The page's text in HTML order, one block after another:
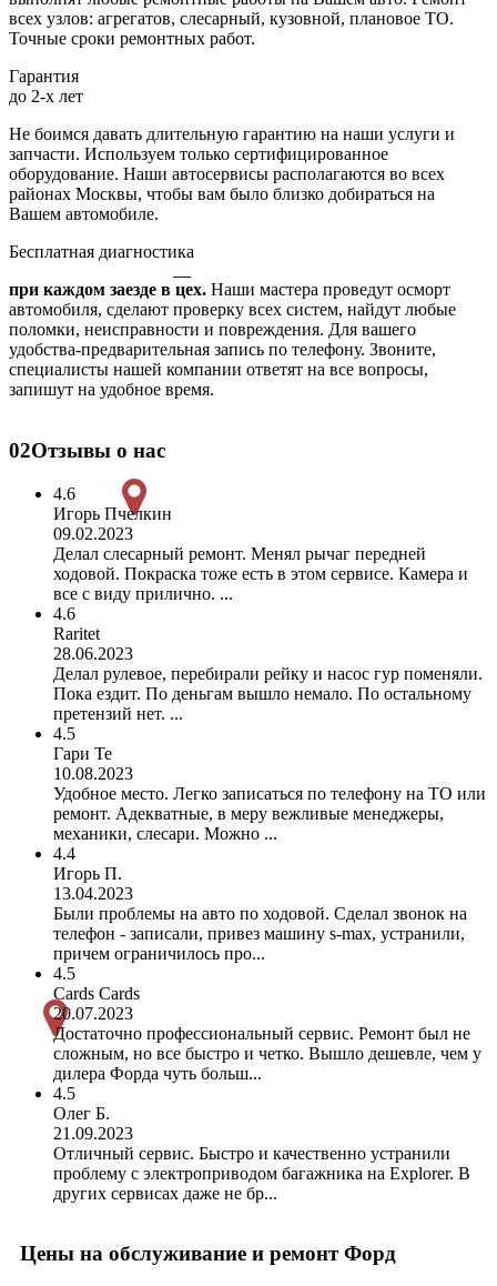
всех узлов: агрегатов, слесарный, кузовной, плановое ТО.
Точные сроки ремонтных работ.
Гарантия
до 2-х лет
Не боимся давать длительную гарантию на наши услуги и
запчасти. Используем только сертифицированное
оборудование. Наши автосервисы располагаются во всех
районах Москвы, чтобы вам было близко добираться на
Вашем автомобиле.
Бесплатная диагностика
при каждом заезде в цех. Наши мастера проведут осморт
автомобиля, сделают проверку всех систем, найдут любые
поломки, неисправности и повреждения. Для вашего
удобства-предварительная запись по телефону. Звоните,
специалисты нашей компании ответят на все вопросы,
запишут на удобное время.
02Отзывы о нас
4.6
Игорь Пчелкин
09.02.2023
Делал слесарный ремонт. Менял рычаг передней
ходовой. Покраска тоже есть в этом сервисе. Камера и
все с виду прилично. ...
4.6
Raritet
28.06.2023
Делал рулевое, перебирали рейку и насос гур поменяли.
Пока ездит. По деньгам вышло немало. По остальному
претензий нет. ...
4.5
Гари Те
10.08.2023
Удобное место. Легко записаться по телефону на ТО или
ремонт. Адекватные, в меру вежливые менеджеры,
механики, слесари. Можно ...
4.4
Игорь П.
13.04.2023
Были проблемы на авто по ходовой. Сделал звонок на
телефон - записали, привез машину s-max, устранили,
причем ограничилось про...
4.5
Cards Cards
20.07.2023
Достаточно профессиональный сервис. Ремонт был не
сложным, но все быстро и четко. Вышло дешевле, чем у
дилера Форда чуть больш...
4.5
Олег Б.
21.09.2023
Отличный сервис. Быстро и качественно устранили
проблему с электроприводом багажника на Explorer. В
других сервисах даже не бр...
Цены на обслуживание и ремонт Форд